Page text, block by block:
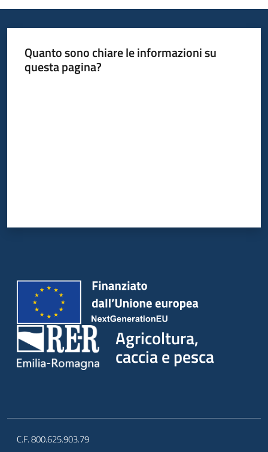
Quanto sono chiare le informazioni su
questa pagina?
Agricoltura,
caccia e pesca
C.F. 800.625.903.79